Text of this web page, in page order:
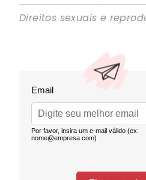
Direitos sexuais e